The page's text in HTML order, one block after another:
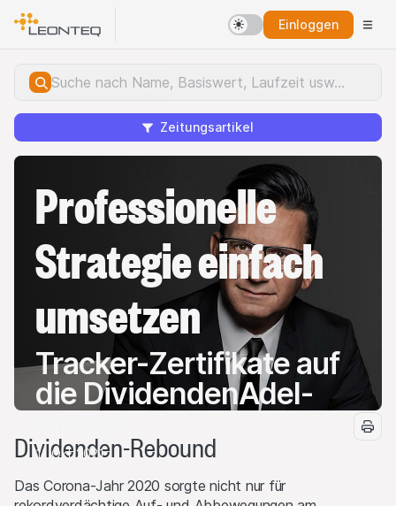
Einloggen
Zeitungsartikel
Professionelle
Strategie einfach
umsetzen
Tracker-Zertifikate auf
die DividendenAdel-
11 Okt 2021
Dividenden-Rebound
Das Corona-Jahr 2020 sorgte nicht nur für